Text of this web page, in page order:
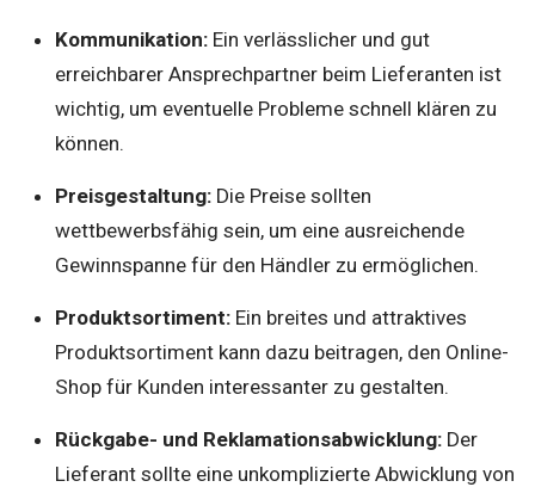
Kommunikation:Ein verlässlicher und gut
erreichbarer Ansprechpartner beim Lieferanten ist
wichtig, um eventuelle Probleme schnell klären zu
können.
Preisgestaltung: Die Preise sollten
wettbewerbsfähig sein, um eine ausreichende
Gewinnspanne für den Händler zu ermöglichen.
Produktsortiment: Ein breites und attraktives
Produktsortiment kann dazu beitragen, den Online-
Shop für Kunden interessanter zu gestalten.
Rückgabe- und Reklamationsabwicklung:Der
Lieferant sollte eine unkomplizierte Abwicklung von